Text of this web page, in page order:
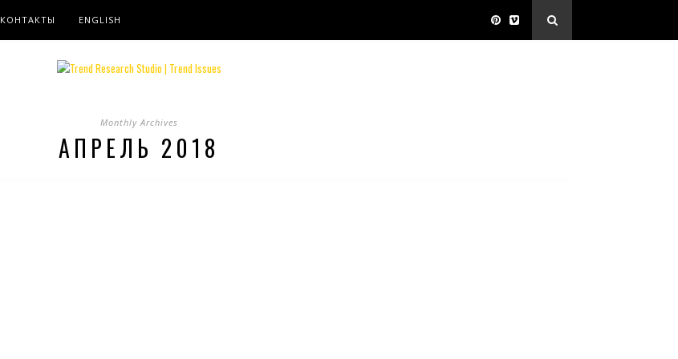
КОНТАКТЫ ENGLISH
Monthly Archives
АПРЕЛЬ 2018